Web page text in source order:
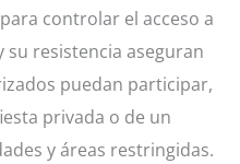
controlar el acceso a
su resistencia aseguran
puedan participar,
privada o de un
y áreas restringidas.